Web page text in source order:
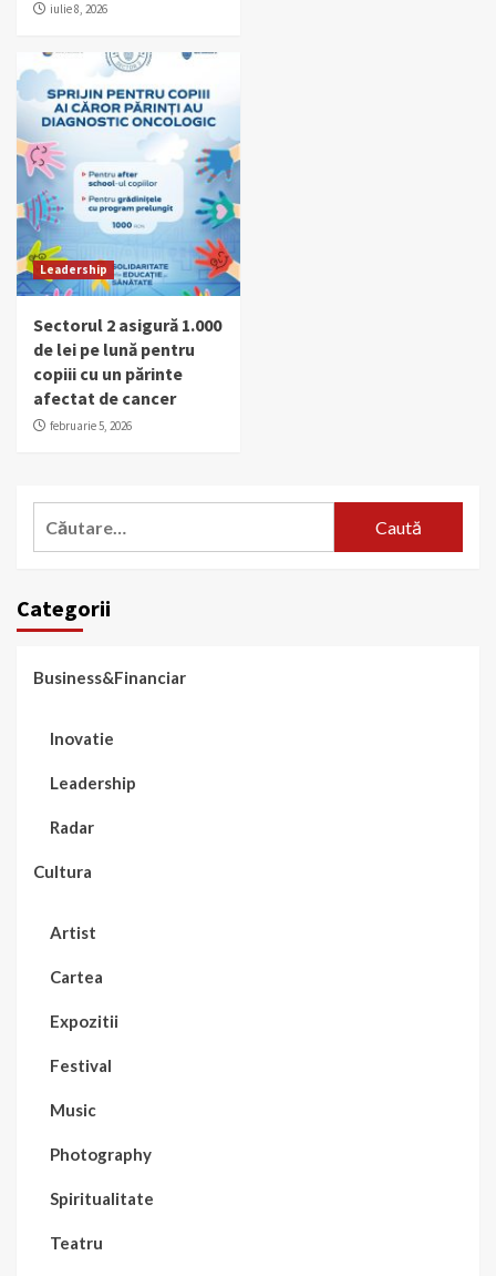
iulie 8, 2026
Leadership
Sectorul 2 asigură 1.000
de lei pe lună pentru
copiii cu un părinte
afectat de cancer
februarie 5, 2026
Categorii
Business&Financiar
Inovatie
Leadership
Radar
Cultura
Artist
Cartea
Expozitii
Festival
Music
Photography
Spiritualitate
Teatru